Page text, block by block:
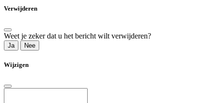
Verwijderen
Weet je zeker dat u het bericht wilt verwijderen?
Ja Nee
Wijzigen